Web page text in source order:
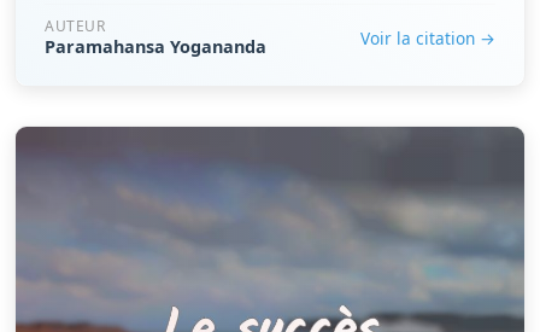
AUTEUR
Paramahansa Yogananda Voir la citation →